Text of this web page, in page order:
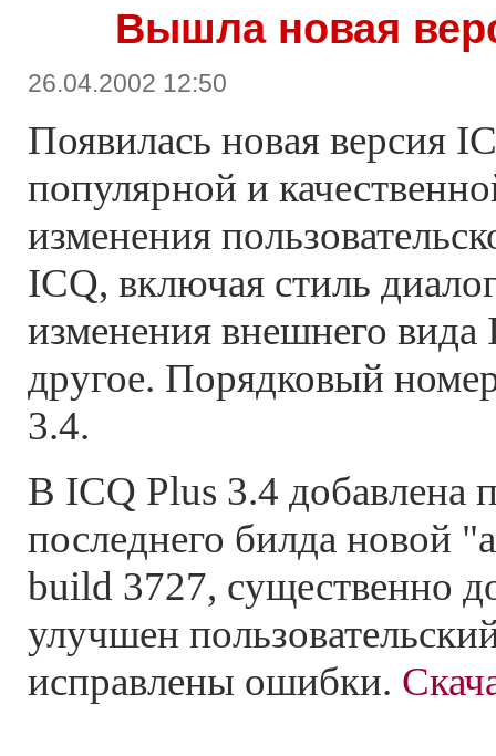
Вышла новая
26.04.2002 12:50
Появилась новая версия
популярной и
изменения
ICQ, включая стиль
изменения внешнего вида
другое. Порядковый
3.4.
В ICQ Plus 3.4 добавлена
последнего билда новой
build 3727, существенно
улучшен
исправлены ошибки.